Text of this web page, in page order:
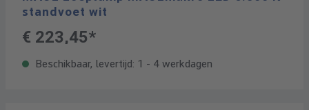
standvoet wit
€ 223,45*
Beschikbaar, levertijd: 1 - 4 werkdagen